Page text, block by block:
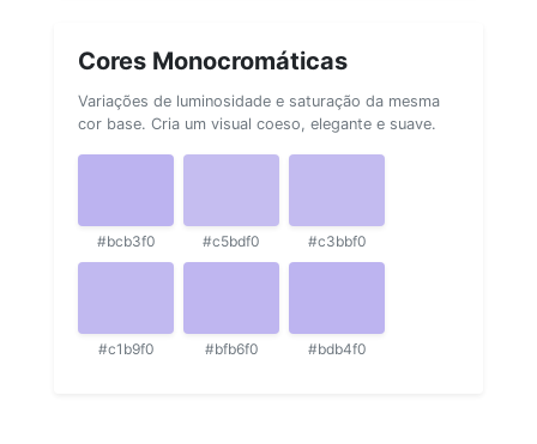
Cores Monocromáticas
Variações de luminosidade e saturação da mesma
cor base. Cria um visual coeso, elegante e suave.
#bcb3f0 #c5bdf0 #c3bbf0
#c1b9f0 #bfb6f0 #bdb4f0